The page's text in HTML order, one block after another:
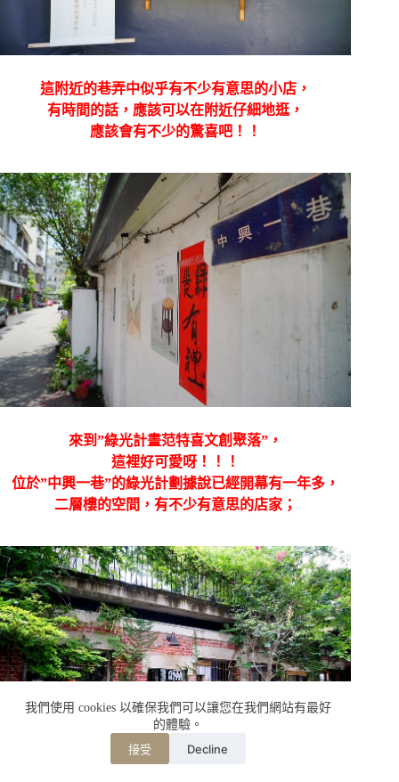
我們使用 cookies 以確保我們可以讓您在我們網站有最好
的體驗。
接受 Decline
這附近的巷弄中似乎有不少有意思的小店，
有時間的話，應該可以在附近仔細地逛，
應該會有不少的驚喜吧！！
來到”綠光計畫范特喜文創聚落”，
這裡好可愛呀！！！
位於”中興一巷”的綠光計劃據說已經開幕有一年多，
二層樓的空間，有不少有意思的店家；